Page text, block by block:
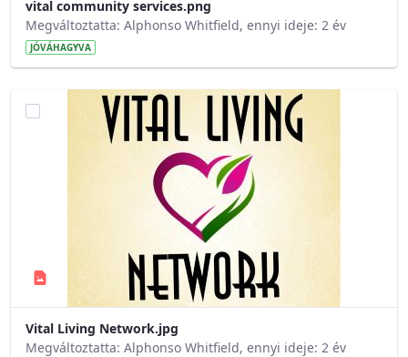
vital community services.png
Megváltoztatta: Alphonso Whitfield, ennyi ideje: 2 év
JÓVÁHAGYVA
Vital Living Network.jpg
Megváltoztatta: Alphonso Whitfield, ennyi ideje: 2 év